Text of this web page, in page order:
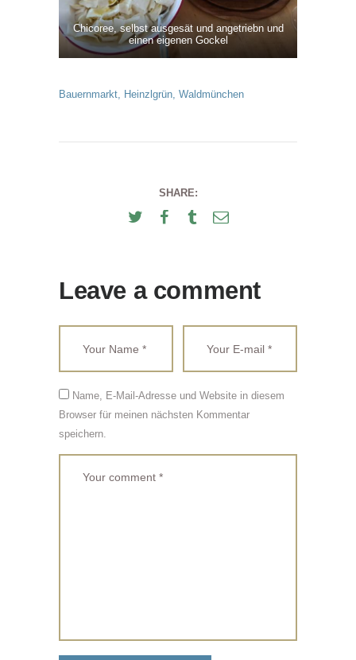
Chicoree, selbst ausgesät und angetriebn und
einen eigenen Gockel
Bauernmarkt Heinzlgrün Waldmünchen
SHARE:
Leave a comment
Name, E-Mail-Adresse und Website in diesem
Browser für meinen nächsten Kommentar
speichern.